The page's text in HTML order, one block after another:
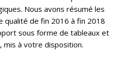
Nous avons résumé les
qualité de fin 2016 à fin 2018
sous forme de tableaux et
mis à votre disposition.